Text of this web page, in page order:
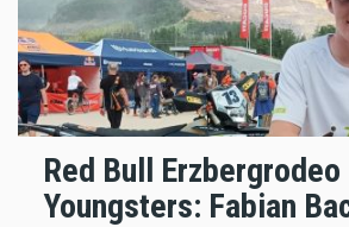
Red Bull Erzbergrodeo
Youngsters: Fabian